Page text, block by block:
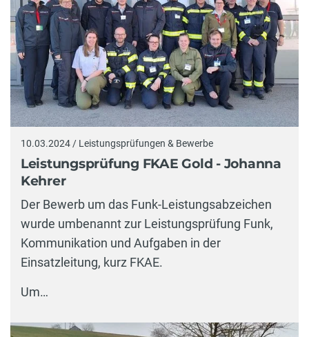
10.03.2024 / Leistungsprüfungen & Bewerbe
Leistungsprüfung FKAE Gold - Johanna
Kehrer
Der Bewerb um das Funk-Leistungsabzeichen
wurde umbenannt zur Leistungsprüfung Funk,
Kommunikation und Aufgaben in der
Einsatzleitung, kurz FKAE.
Um…